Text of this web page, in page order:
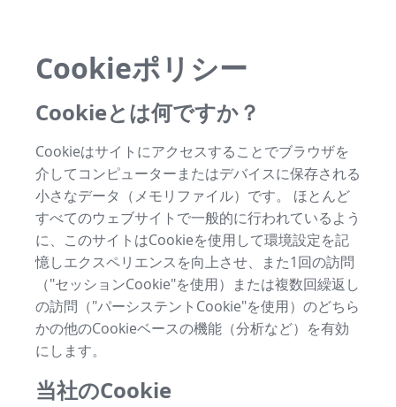
Cookieポリシー
Cookieとは何ですか？
Cookieはサイトにアクセスすることでブラウザを
介してコンピューターまたはデバイスに保存される
小さなデータ（メモリファイル）です。 ほとんど
すべてのウェブサイトで一般的に行われているよう
に、このサイトはCookieを使用して環境設定を記
憶しエクスペリエンスを向上させ、また1回の訪問
（"セッションCookie"を使用）または複数回繰返し
の訪問（"パーシステントCookie"を使用）のどちら
かの他のCookieベースの機能（分析など）を有効
にします。
当社のCookie